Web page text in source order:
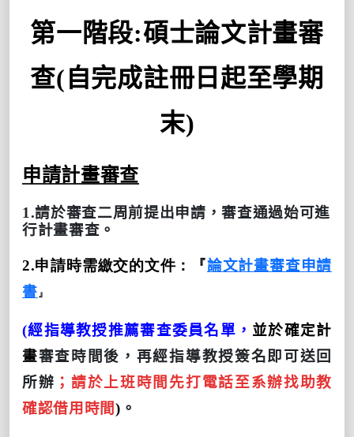
第一階段:碩士論文計畫審
查(自完成註冊日起至學期
末)
申請計畫審查
1.請於審查二周前提出申請，審查通過始可進
行計畫審查。
2.申請時需繳交的文件： 『論文計畫審查申請
書 』
(經指導教授推薦審查委員名單， 並於確定計
畫審查時間後，再經指導教授簽名即可送回
所辦 ；請於上班時間先打電話至系辦找助教
確認借用時間) 。